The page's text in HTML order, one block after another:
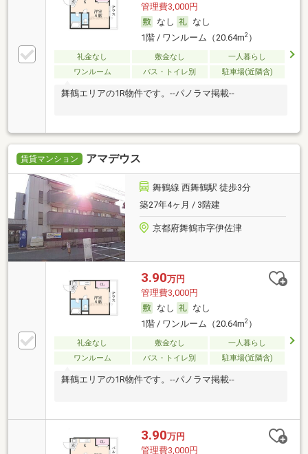
管理費3,000円
なし
なし
1階 / ワンルーム（20.64m2）
礼金なし 敷金なし
一人暮らし
ワンルーム
バス・トイレ別 駐車場(近隣含)
舞鶴エリアの1R物件です。--パノラマ掲載--
賃貸マンション アマデウス
舞鶴線 西舞鶴駅 徒歩3分
築27年4ヶ月 / 3階建
京都府舞鶴市字伊佐津
3.90万円
管理費3,000円
なし
なし
1階 / ワンルーム（20.64m2）
礼金なし 敷金なし
一人暮らし
ワンルーム
バス・トイレ別 駐車場(近隣含)
舞鶴エリアの1R物件です。--パノラマ掲載--
3.90万円
管理費3,000円